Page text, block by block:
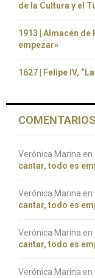
de la Cultura y el
1913 | Almacén
empezar»
1627 | Felipe IV,
Verónica Marina en
cantar, todo es
Verónica Marina en
cantar, todo es
Verónica Marina en
cantar, todo es
Verónica Marina en